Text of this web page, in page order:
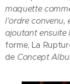
maquette
l'ordre convenu,
ajoutant ensuite
forme, La
de Concept